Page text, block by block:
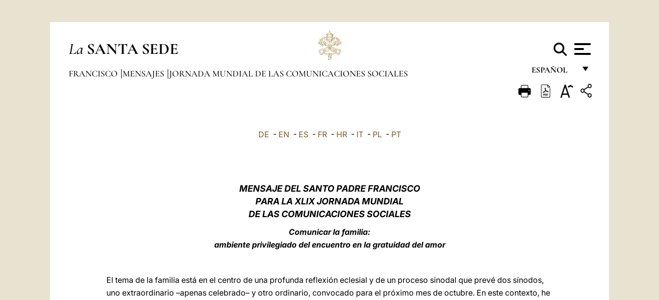
La SANTA SEDE
ESPAÑOL
FRANÇAIS
FRANCISCO MENSAJES JORNADA MUNDIAL DE LAS COMUNICACIONES SOCIALES
DE - EN - ES- FR- HR- IT- PL- PT
MENSAJE DEL SANTO PADRE FRANCISCO
PARA LA XLIX JORNADA MUNDIAL
DE LAS COMUNICACIONES SOCIALES
Comunicar la familia:
ambiente privilegiado del encuentro en la gratuidad del amor
El tema de la familia está en el centro de una profunda reflexión eclesial y de un proceso sinodal que prevé dos sínodos,
uno extraordinario –apenas celebrado– y otro ordinario, convocado para el próximo mes de octubre. En este contexto, he